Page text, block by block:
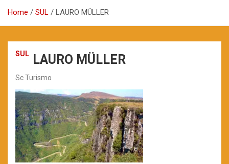
Home SUL LAURO MÜLLER
SUL LAURO MÜLLER
Sc Turismo